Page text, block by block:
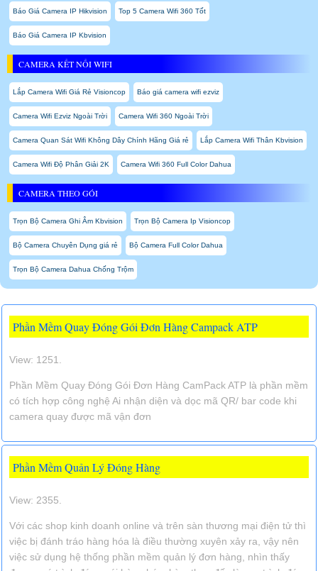
Báo Giá Camera IP Hikvision Top 5 Camera Wifi 360 Tốt
Báo Giá Camera IP Kbvision
CAMERA KẾT NỐI WIFI
Lắp Camera Wifi Giá Rẻ Visioncop Báo giá camera wifi ezviz
Camera Wifi Ezviz Ngoài Trời Camera Wifi 360 Ngoài Trời
Camera Quan Sát Wifi Không Dây Chính Hãng Giá rẻ Lắp Camera Wifi Thân Kbvision
Camera Wifi Độ Phân Giải 2K Camera Wifi 360 Full Color Dahua
CAMERA THEO GÓI
Trọn Bộ Camera Ghi Âm Kbvision Trọn Bộ Camera Ip Visioncop
Bộ Camera Chuyên Dụng giá rẻ Bộ Camera Full Color Dahua
Trọn Bộ Camera Dahua Chống Trộm
Phần Mềm Quay Đóng Gói Đơn Hàng Campack ATP
View: 1251.
Phần Mềm Quay Đóng Gói Đơn Hàng CamPack ATP là phần mềm
có tích hợp công nghệ Ai nhận diện và dọc mã QR/ bar code khi
camera quay được mã vận đơn
Phần Mềm Quản Lý Đóng Hàng
View: 2355.
Với các shop kinh doanh online và trên sàn thương mại điện tử thì
việc bị đánh tráo hàng hóa là điều thường xuyên xảy ra, vậy nên
việc sử dụng hệ thống phần mềm quản lý đơn hàng, nhìn thấy